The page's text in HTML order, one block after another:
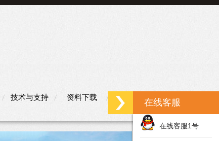
技术与支持 资料下载 联系我们
在线客服
在线客服1号